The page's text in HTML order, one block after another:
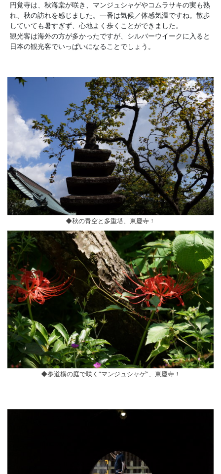
円覚寺は、秋海棠が咲き、マンジュシャゲやコムラサキの実も熟
れ、秋の訪れを感じました。一番は気候／体感気温ですね。散歩
していても暑すぎず、心地よく歩くことができました。
観光客は海外の方が多かったですが、シルバーウイークに入ると
日本の観光客でいっぱいになることでしょう。
◆秋の青空と多重塔、東慶寺！
◆参道横の庭で咲く”マンジュシャゲ”、東慶寺！